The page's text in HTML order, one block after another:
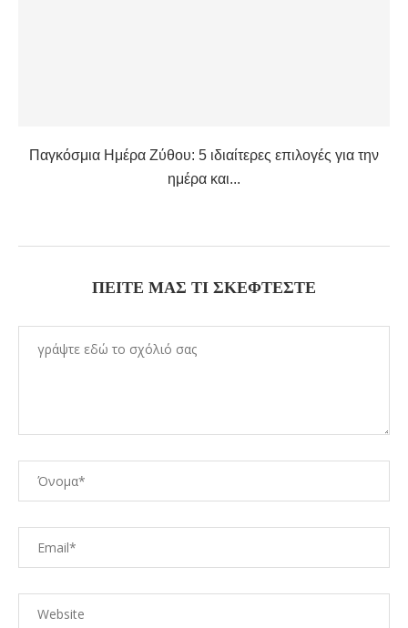
Παγκόσμια Ημέρα Ζύθου: 5 ιδιαίτερες επιλογές για την
ημέρα και...
ΠΕΊΤΕ ΜΑΣ ΤΙ ΣΚΈΦΤΕΣΤΕ